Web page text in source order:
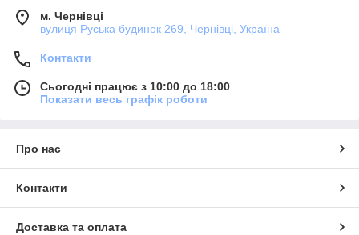
м. Чернівці
вулиця Руська будинок 269, Чернівці, Україна
Контакти
Сьогодні працює з 10:00 до 18:00
Показати весь графік роботи
Про нас
Контакти
Доставка та оплата